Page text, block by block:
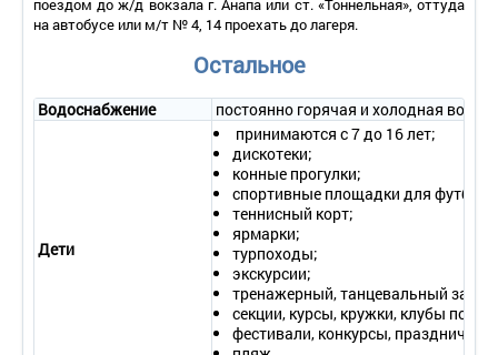
поездом до ж/д вокзала г. Анапа или ст. «Тоннельная», оттуда
на автобусе или м/т № 4, 14 проехать до лагеря.
Остальное
Водоснабжение постоянно горячая и холодная вода
Дети
принимаются с 7 до 16 лет;
дискотеки;
конные прогулки;
спортивные площадки для
теннисный корт;
ярмарки;
турпоходы;
экскурсии;
тренажерный, танцевальный залы;
секции, курсы, кружки, клубы по
фестивали, конкурсы,